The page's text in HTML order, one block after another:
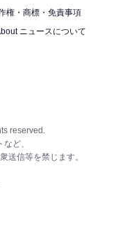
権・商標・免責事項
ニュースについて
reserved.
ど、
送信等を禁じます。